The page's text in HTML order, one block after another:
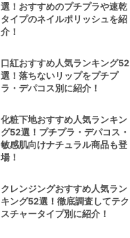
選！おすすめのプチプラや速乾
タイプのネイルポリッシュを紹
介！
口紅おすすめ人気ランキング52
選！落ちないリップをプチプ
ラ・デパコス別に紹介！
化粧下地おすすめ人気ランキン
グ52選！プチプラ・デパコス・
敏感肌向けナチュラル商品も登
場！
クレンジングおすすめ人気ラン
キング52選！徹底調査してテク
スチャータイプ別に紹介！